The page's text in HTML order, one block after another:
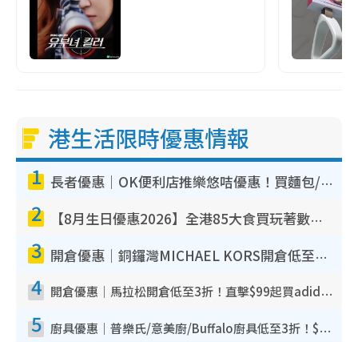
港生活限時優惠情報
1 長者優惠｜OK便利店推樂悠咭優惠！買麵包/牛奶/保健品拍卡即減
2 【8月生日優惠2026】全港85大食買玩著數攻略 自助餐/火鍋放題同行免費＋誠品/DONKI送現金券
3 開倉優惠｜銅鑼灣MICHAEL KORS開倉低至17折！直擊$500起買手袋/銀包/鞋款 必買經典Jet Set系列
4 開倉優惠｜馬拉松開倉低至3折！直擊$99起買adidas／New Balance／Puma鞋款 STANLEY保溫杯劈價至$119起
5 廚具優惠｜普樂氏/意美廚/Buffalo廚具低至3折！$89起買煎鍋／炒鑊／個人鍋 同場小家電激減至$99起